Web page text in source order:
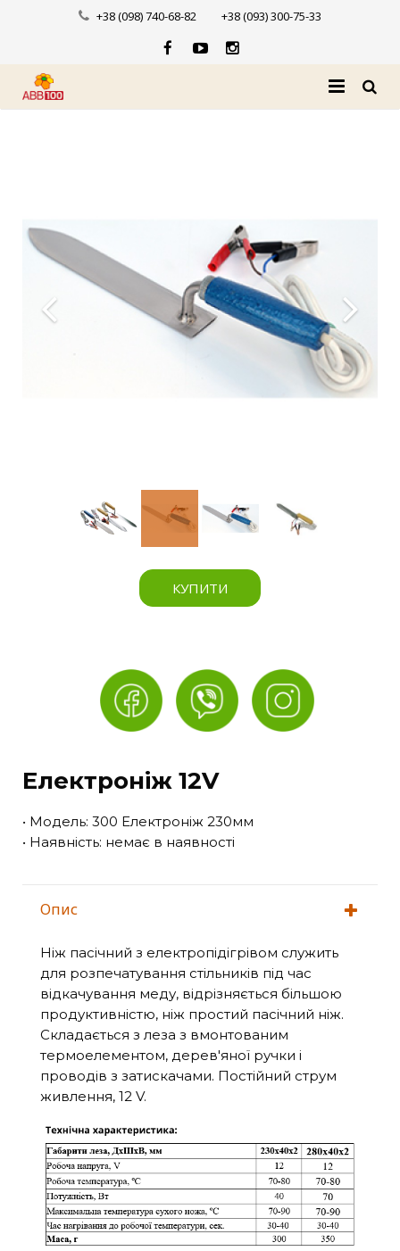
+38 (098) 740-68-82 +38 (093) 300-75-33
Доставка і оплата
КУПИТИ
Електроніж 12V
• Модель: 300 Електроніж 230мм
• Наявність: немає в наявності
Опис
Ніж пасічний з електропідігрівом служить
для розпечатування стільників під час
відкачування меду, відрізняється більшою
продуктивністю, ніж простий пасічний ніж.
Складається з леза з вмонтованим
термоелементом, дерев'яної ручки і
проводів з затискачами. Постійний струм
живлення, 12 V.